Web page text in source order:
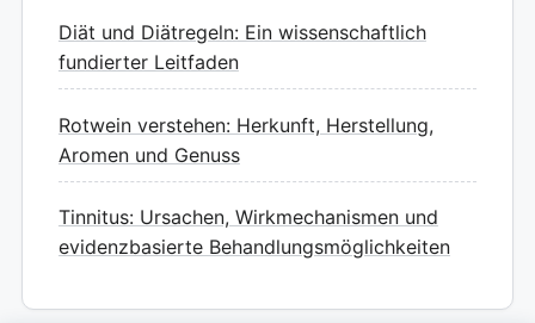
Diät und Diätregeln: Ein wissenschaftlich
fundierter Leitfaden
Rotwein verstehen: Herkunft, Herstellung,
Aromen und Genuss
Tinnitus: Ursachen, Wirkmechanismen und
evidenzbasierte Behandlungsmöglichkeiten